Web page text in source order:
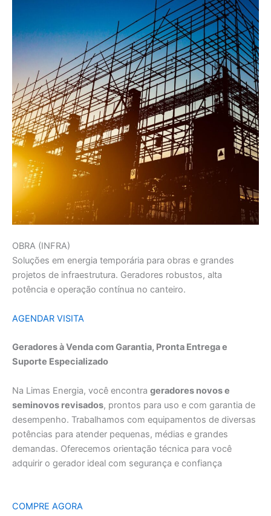
OBRA (INFRA)
Soluções em energia temporária para obras e grandes
projetos de infraestrutura. Geradores robustos, alta
potência e operação contínua no canteiro.
AGENDAR VISITA
Geradores à Venda com Garantia, Pronta Entrega e
Suporte Especializado
Na Limas Energia, você encontra geradores novos e
seminovos revisados, prontos para uso e com garantia de
desempenho. Trabalhamos com equipamentos de diversas
potências para atender pequenas, médias e grandes
demandas. Oferecemos orientação técnica para você
adquirir o gerador ideal com segurança e confiança
COMPRE AGORA